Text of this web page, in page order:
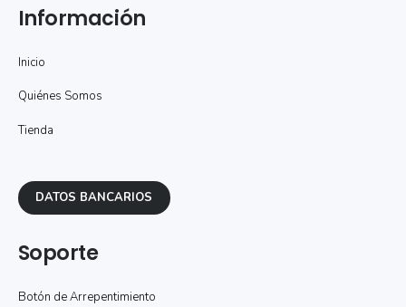
Información
Inicio
Quiénes Somos
Tienda
DATOS BANCARIOS
Soporte
Botón de Arrepentimiento